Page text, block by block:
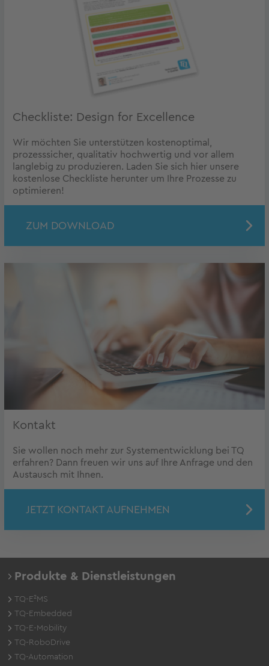
Checkliste: Design for Excellence
Wir möchten Sie unterstützen kostenoptimal,
prozesssicher, qualitativ hochwertig und vor allem
langlebig zu produzieren. Laden Sie sich hier unsere
kostenlose Checkliste herunter um Ihre Prozesse zu
optimieren!
ZUM DOWNLOAD
Kontakt
Sie wollen noch mehr zur Systementwicklung bei TQ
erfahren? Dann freuen wir uns auf Ihre Anfrage und den
Austausch mit Ihnen.
JETZT KONTAKT AUFNEHMEN
Produkte & Dienstleistungen
TQ-E²MS
TQ-Embedded
TQ-E-Mobility
TQ-RoboDrive
TQ-Automation